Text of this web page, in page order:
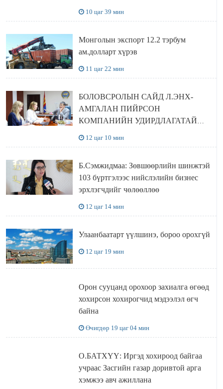
10 цаг 39 мин
Монголын экспорт 12.2 тэрбум
ам.долларт хүрэв
11 цаг 22 мин
БОЛОВСРОЛЫН САЙД Л.ЭНХ-
АМГАЛАН ПИЙРСОН
КОМПАНИЙН УДИРДЛАГАТАЙ
12 цаг 10 мин
Б.Сэмжидмаа: Зөвшөөрлийн шинжтэй
103 бүртгэлээс нийслэлийн бизнес
эрхлэгчдийг чөлөөллөө
12 цаг 14 мин
Улаанбаатарт үүлшинэ, бороо орохгүй
12 цаг 19 мин
Орон сууцанд орохоор захиалга өгөөд
хохирсон хохирогчид мэдээлэл өгч
байна
Өчигдөр 19 цаг 04 мин
О.БАТХҮҮ: Иргэд хохироод байгаа
учраас Засгийн газар доривтой арга
хэмжээ авч ажиллана